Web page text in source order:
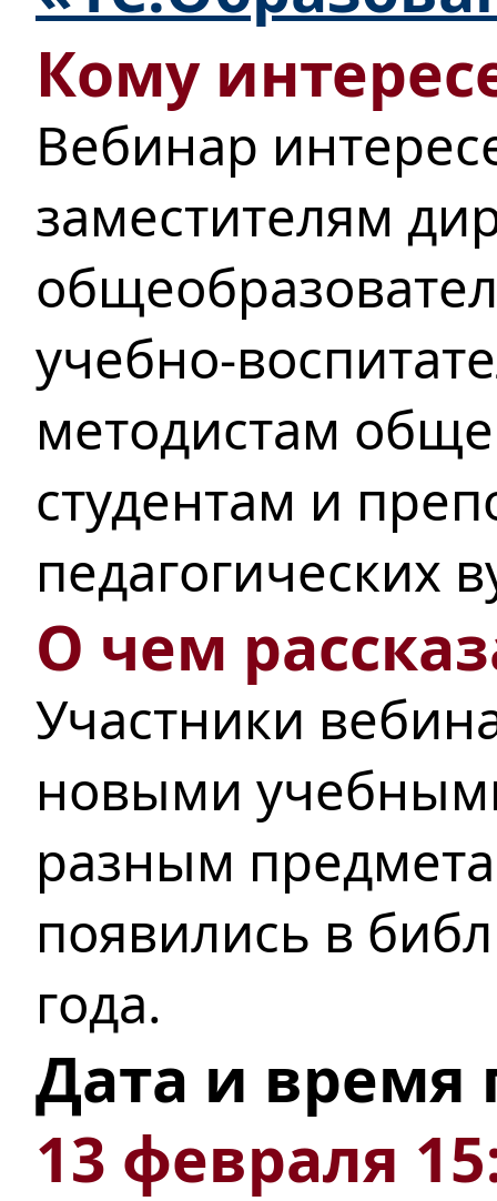
Кому
Вебинар
заместителям
учебно-
методистам
студентам и
педагогических
О чем
Участники
новыми
разным
появились в
года.
Дата и время
13 февраля